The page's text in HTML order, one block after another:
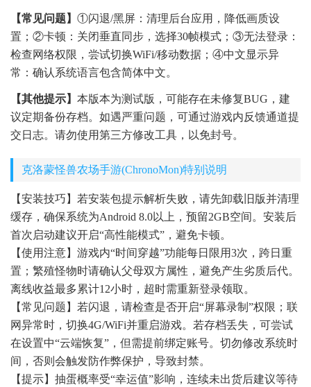
【常见问题】 ①闪退/黑屏：清理后台应用，降低画质设
置；②卡顿：关闭垂直同步，选择30帧模式；③无法登录：
检查网络权限，尝试切换WiFi/移动数据；④中文显示异
常：确认系统语言包含简体中文。
【其他提示】 本版本为测试版，可能存在未修复BUG，建
议定期备份存档。如遇严重问题，可通过游戏内反馈通道提
交日志。请勿使用第三方修改工具，以免封号。
克洛蒙怪兽农场手游(ChronoMon)特别说明
【安装技巧】若安装包提示解析失败，请先卸载旧版并清理
缓存，确保系统为Android 8.0以上，预留2GB空间。安装后
首次启动建议开启“高性能模式”，避免卡顿。
【使用注意】游戏内“时间穿越”功能每日限用3次，跨日重
置；繁殖怪物时请确认父母双方属性，避免产生劣质后代。
离线收益最多累计12小时，超时需重新登录领取。
【常见问题】若闪退，请检查是否开启“屏幕录制”权限；联
网异常时，切换4G/WiFi并重启游戏。若存档丢失，可尝试
在设置中“云端恢复”，但需提前绑定账号。切勿修改系统时
间，否则会触发防作弊保护，导致封禁。
【提示】抽蛋概率受“幸运值”影响，连续未出货后建议等待